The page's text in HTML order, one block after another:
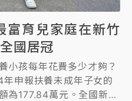
富育兒家庭在新竹
國居冠
小孩每年花費多少才夠？
申報扶養未成年子女的
為177.84萬元。全國新竹